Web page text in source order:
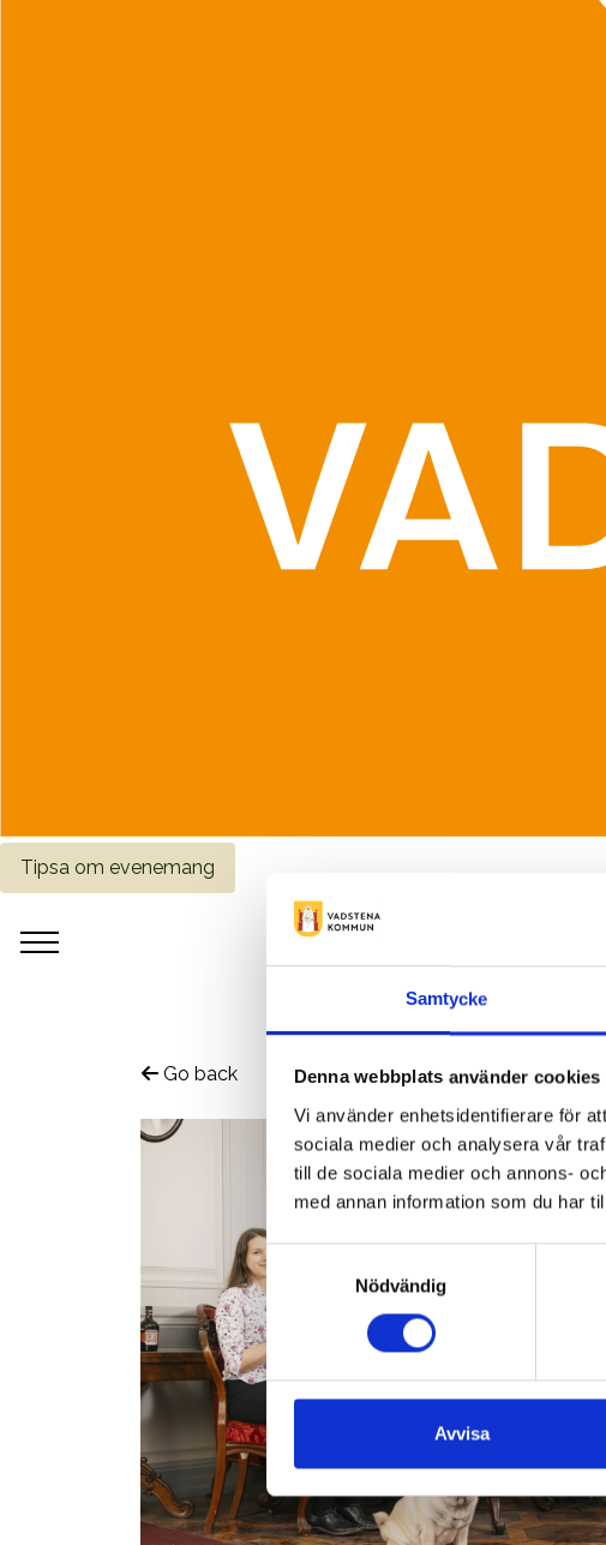
Samtycke
Denna webbplats använder cookies
Vi använder enhetsidentifierare för
sociala medier och analysera vår
till de sociala medier och annons-
med annan information som du har
Samtyckesval
Nödvändig
Avvisa
Tipsa om evenemang
Go back